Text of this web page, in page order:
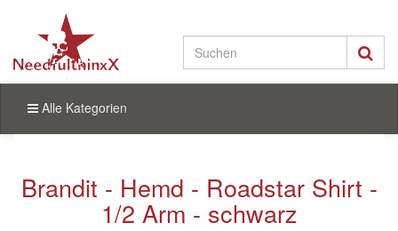
Alle Kategorien
Brandit - Hemd - Roadstar Shirt -
1/2 Arm - schwarz